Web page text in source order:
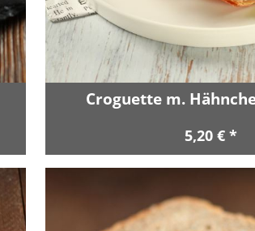
Croguette m.
5,20 € *